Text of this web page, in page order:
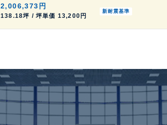
2,006,373円
138.18坪 / 坪単価 13,200円
新耐震基準